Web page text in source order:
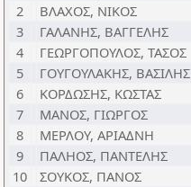
2
ΒΛΑΧΟΣ, ΝΙΚΟΣ
3
ΓΑΛΑΝΗΣ, ΒΑΓΓΕΛΗΣ
4
ΓΕΩΡΓΟΠΟΥΛΟΣ, ΤΑΣΟΣ
5
ΓΟΥΓΟΥΛΑΚΗΣ, ΒΑΣΙΛΗΣ
6
ΚΟΡΔΩΣΗΣ, ΚΩΣΤΑΣ
7
ΜΑΝΟΣ, ΓΙΩΡΓΟΣ
8
ΜΕΡΛΟΥ, ΑΡΙΑΔΝΗ
9
ΠΑΛΗΟΣ, ΠΑΝΤΕΛΗΣ
10
ΣΟΥΚΟΣ, ΠΑΝΟΣ